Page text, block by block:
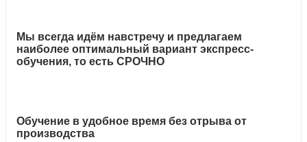
Мы всегда идём навстречу и предлагаем
наиболее оптимальный вариант экспресс-
обучения, то есть СРОЧНО
Обучение в удобное время без отрыва от
производства